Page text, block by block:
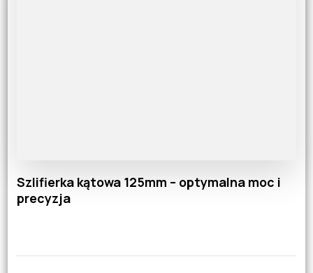
Szlifierka kątowa 125mm – optymalna moc i
precyzja